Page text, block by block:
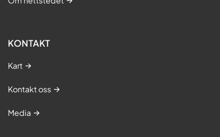
KONTAKT
Kart
Kontakt oss
Media